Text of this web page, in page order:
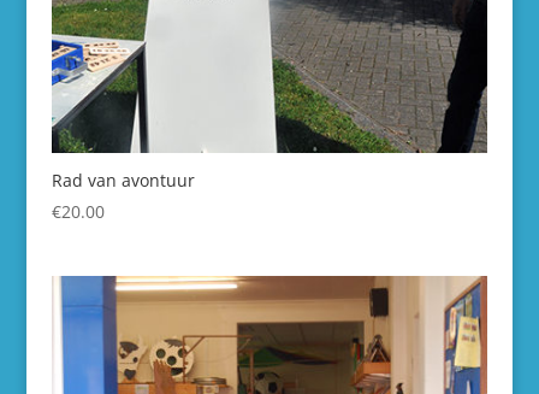
Rad van avontuur
€20.00